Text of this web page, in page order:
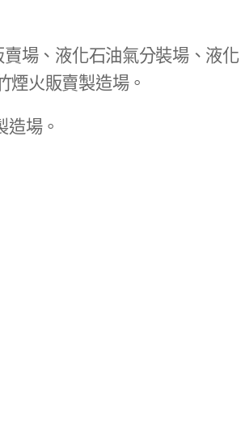
場、液化石油氣分裝場、液化
煙火販賣製造場。
場。